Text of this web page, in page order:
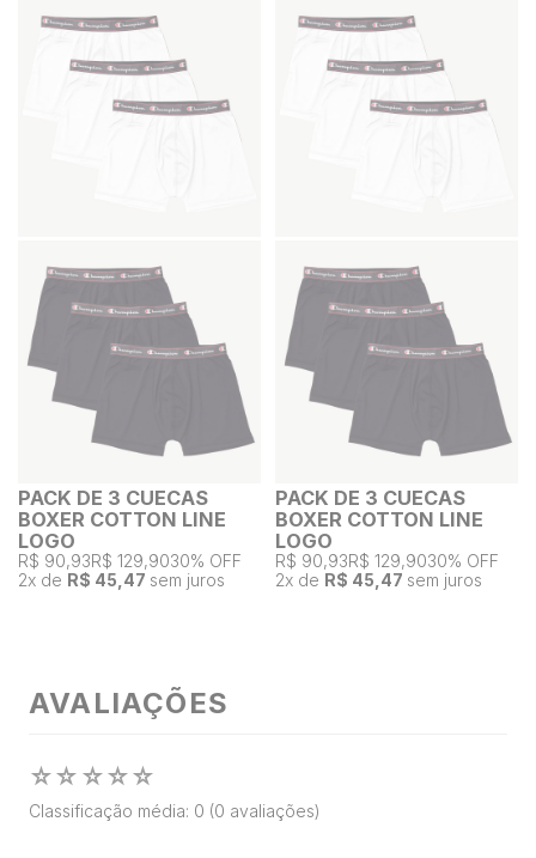
PACK DE 3 CUECAS
BOXER COTTON LINE
LOGO
R$ 90,93R$ 129,9030% OFF
2x de R$ 45,47 sem juros
PACK DE 3 CUECAS
BOXER COTTON LINE
LOGO
R$ 90,93R$ 129,9030% OFF
2x de R$ 45,47 sem juros
AVALIAÇÕES
☆☆ ☆☆☆
Classificação média: 0 (0 avaliações)